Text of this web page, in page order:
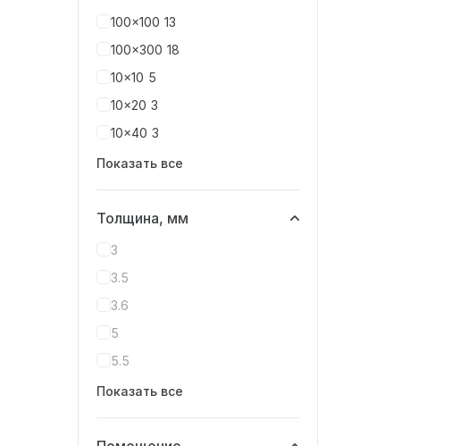
100x100 13
100x300 18
10x10 5
10x20 3
10x40 3
Показать все
Толщина, мм
3
3.5
3.6
5
5.5
Показать все